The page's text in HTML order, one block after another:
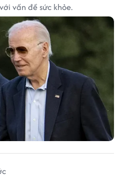
vấn đề sức khỏe.